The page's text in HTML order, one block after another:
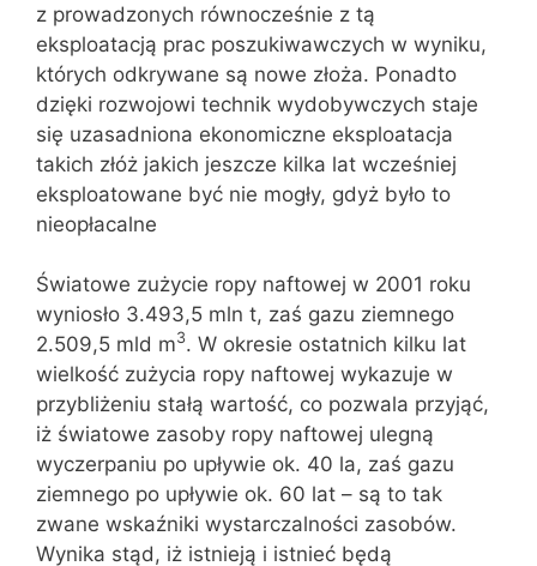
z prowadzonych równocześnie z tą
eksploatacją prac poszukiwawczych w wyniku,
których odkrywane są nowe złoża. Ponadto
dzięki rozwojowi technik wydobywczych staje
się uzasadniona ekonomiczne eksploatacja
takich złóż jakich jeszcze kilka lat wcześniej
eksploatowane być nie mogły, gdyż było to
nieopłacalne
Światowe zużycie ropy naftowej w 2001 roku
wyniosło 3.493,5 mln t, zaś gazu ziemnego
2.509,5 mld m3. W okresie ostatnich kilku lat
wielkość zużycia ropy naftowej wykazuje w
przybliżeniu stałą wartość, co pozwala przyjąć,
iż światowe zasoby ropy naftowej ulegną
wyczerpaniu po upływie ok. 40 la, zaś gazu
ziemnego po upływie ok. 60 lat – są to tak
zwane wskaźniki wystarczalności zasobów.
Wynika stąd, iż istnieją i istnieć będą